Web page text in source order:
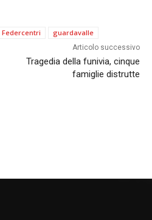
Federcentri guardavalle
Articolo successivo
Tragedia della funivia, cinque
famiglie distrutte